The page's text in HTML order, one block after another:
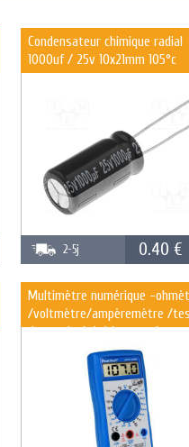
Condensateur chimique radial
1000uf / 25v 10x21mm 105°c
0.40 €
2-5j
Multimètre numérique -
/voltmètre/ampèremètre /
de continuité /thermomètre
sonde k - cat3 300 v -